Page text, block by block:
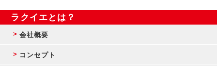
ラクイエとは？
会社概要
コンセプト